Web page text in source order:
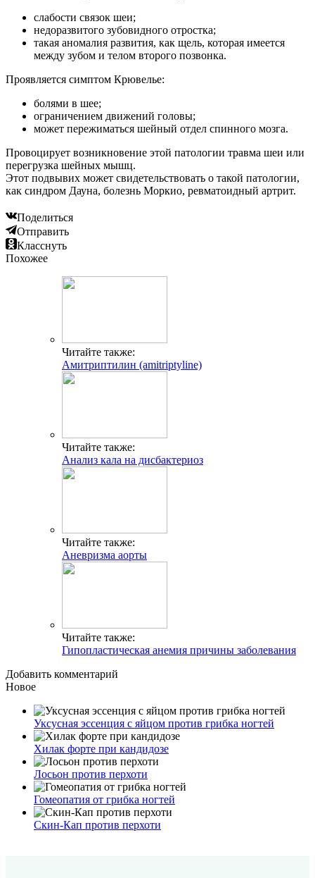
слабости связок шеи;
недоразвитого зубовидного отростка;
такая аномалия развития, как щель, которая имеется
между зубом и телом второго позвонка.
Проявляется симптом Крювелье:
болями в шее;
ограничением движений головы;
может пережиматься шейный отдел спинного мозга.
Провоцирует возникновение этой патологии травма шеи или
перегрузка шейных мышц.
Этот подвывих может свидетельствовать о такой патологии,
как синдром Дауна, болезнь Моркио, ревматоидный артрит.
Поделиться
Отправить
Класснуть
Похожее
Читайте также:
Амитриптилин (amitriptyline)
Читайте также:
Анализ кала на дисбактериоз
Читайте также:
Аневризма аорты
Читайте также:
Гипопластическая анемия причины заболевания
Добавить комментарий
Новое
Уксусная эссенция с яйцом против грибка ногтей
Хилак форте при кандидозе
Лосьон против перхоти
Гомеопатия от грибка ногтей
Скин-Кап против перхоти